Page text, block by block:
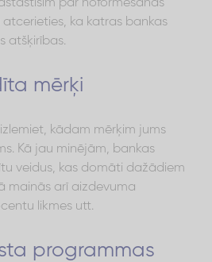
par noformēšanas
ka katras bankas
atšķirības.
mērķi
kādam mērķim jums
Kā jau minējām, bankas
veidus, kas domāti dažādiem
mainās arī aizdevuma
likmes utt.
programmas